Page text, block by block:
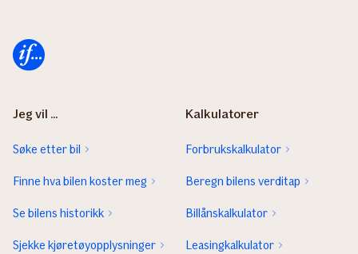
Forsiden
Jeg vil ...
Søke etter bil
Finne hva bilen koster meg
Se bilens historikk
Sjekke kjøretøyopplysninger
Kalkulatorer
Forbrukskalkulator
Beregn bilens verditap
Billånskalkulator
Leasingkalkulator